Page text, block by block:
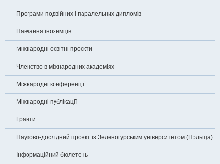
Програми подвійних і паралельних дипломів
Навчання іноземців
Міжнародні освітні проєкти
Членство в міжнародних академіях
Міжнародні конференції
Міжнародні публікації
Гранти
Науково-дослідний проект із Зеленогурським університетом (Польща)
Інформаційний бюлетень